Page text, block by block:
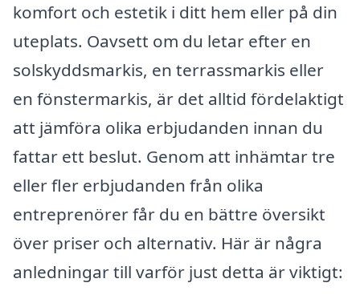
komfort och estetik i ditt hem eller på din
uteplats. Oavsett om du letar efter en
solskyddsmarkis, en terrassmarkis eller
en fönstermarkis, är det alltid fördelaktigt
att jämföra olika erbjudanden innan du
fattar ett beslut. Genom att inhämtar tre
eller fler erbjudanden från olika
entreprenörer får du en bättre översikt
över priser och alternativ. Här är några
anledningar till varför just detta är viktigt: